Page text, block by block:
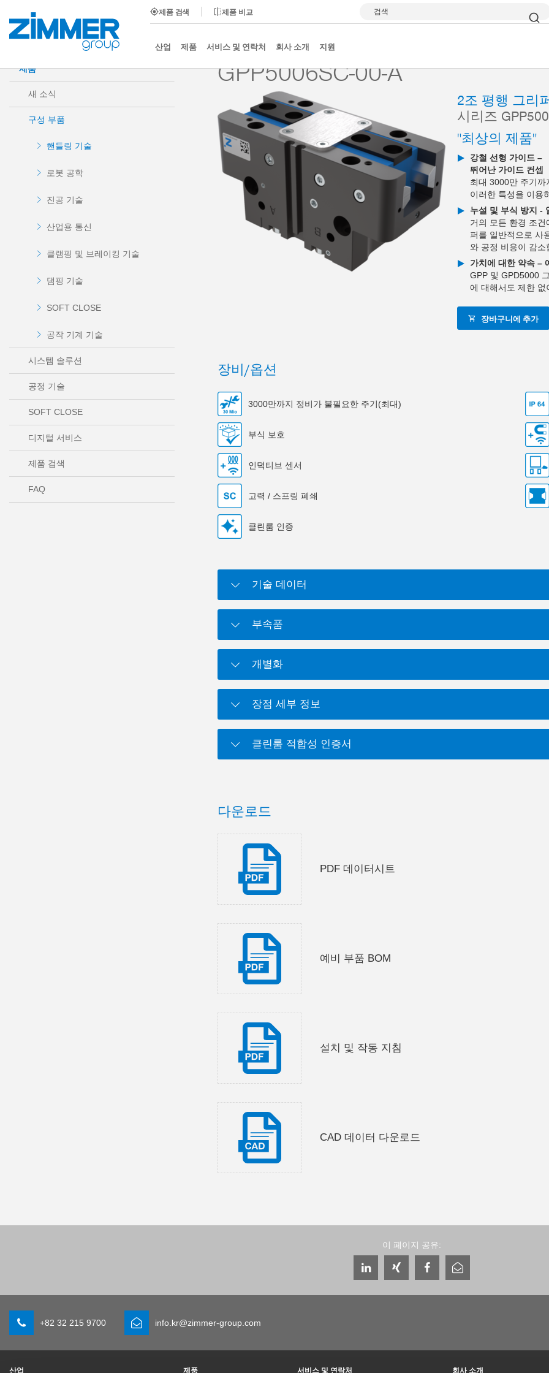
제품 검색 제품 비교 검색
산업 제품 서비스 및 연락처 회사 소개 지원
시작 제품 구성 부품 핸들링 기술 2-조 평행 그리퍼 시리즈 GPP5000 GPP5006SC-00-A
제품
새 소식
구성 부품
핸들링 기술
로봇 공학
진공 기술
산업용 통신
클램핑 및 브레이킹 기술
댐핑 기술
SOFT CLOSE
공작 기계 기술
시스템 솔루션
공정 기술
SOFT CLOSE
디지털 서비스
제품 검색
FAQ
GPP5006SC-00-A
2조 평행 그리
시리즈
"최상의 제품"
강철 선형 가이드 –
뛰어난 가이드 컨셉
최대 3000만 주기까
이러한 특성을 이용
누설 및 부식 방지 -
거의 모든 환경 조
퍼를 일반적으로 사
와 공정 비용이 감소
가치에 대한 약속 –
GPP 및 GPD5000
에 대해서도 제한
장바구니에 추가
장비/옵션
3000만까지 정비가 불필요한 주기(최대)
부식 보호
인덕티브 센서
고력 / 스프링 폐쇄
클린룸 인증
기술 데이터
부속품
개별화
장점 세부 정보
클린룸 적합성 인증서
다운로드
PDF 데이터시트
예비 부품 BOM
설치 및 작동 지침
CAD 데이터 다운로드
이 페이지 공유:
+82 32 215 9700 info.kr@zimmer-group.com
산업 제품 서비스 및 연락처 회사 소개